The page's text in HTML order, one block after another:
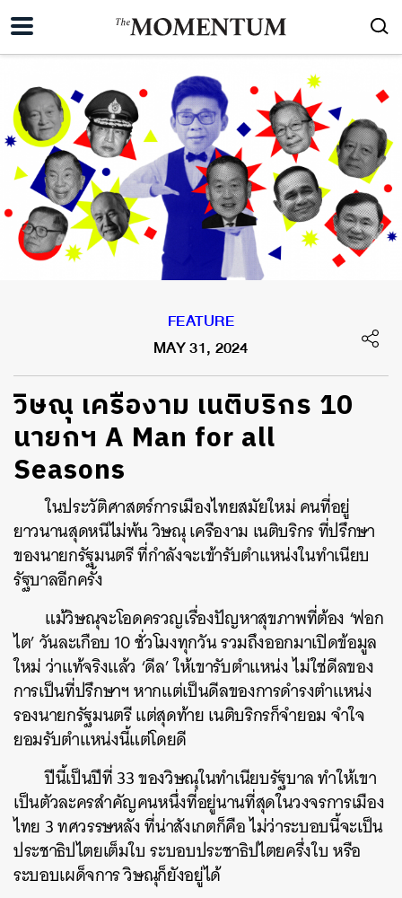
FEATURE
MAY 31, 2024
วิษณุ เครืองาม เนติบริกร 10
นายกฯ​ A Man for all
Seasons
ในประวัติศาสตร์การเมืองไทยสมัยใหม่ คนที่อยู่
ยาวนานสุดหนีไม่พ้น วิษณุ เครืองาม เนติบริกร ที่ปรึกษา
ของนายกรัฐมนตรี ที่กำลังจะเข้ารับตำแหน่งในทำเนียบ
รัฐบาลอีกครั้ง
แม้วิษณุจะโอดครวญเรื่องปัญหาสุขภาพที่ต้อง ‘ฟอก
ไต’ วันละเกือบ 10 ชั่วโมงทุกวัน รวมถึงออกมาเปิดข้อมูล
ใหม่ ว่าแท้จริงแล้ว ‘ดีล’ ให้เขารับตำแหน่ง ไม่ใช่ดีลของ
การเป็นที่ปรึกษาฯ หากแต่เป็นดีลของการดำรงตำแหน่ง
รองนายกรัฐมนตรี แต่สุดท้าย เนติบริกรก็จำยอม จำใจ
ยอมรับตำแหน่งนี้แต่โดยดี
ปีนี้เป็นปีที่ 33 ของวิษณุในทำเนียบรัฐบาล ทำให้เขา
เป็นตัวละครสำคัญคนหนึ่งที่อยู่นานที่สุดในวงจรการเมือง
ไทย 3 ทศวรรษหลัง ที่น่าสังเกตก็คือ ไม่ว่าระบอบนี้จะเป็น
ประชาธิปไตยเต็มใบ ระบอบประชาธิปไตยครึ่งใบ หรือ
ระบอบเผด็จการ วิษณุก็ยังอยู่ได้